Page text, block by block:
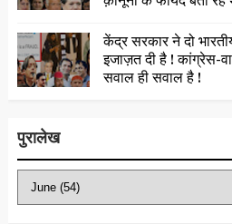
केंद्र सरकार ने दो
इजाज़त दी है ! कांग्रेस-
सवाल ही सवाल है !
पुरालेख